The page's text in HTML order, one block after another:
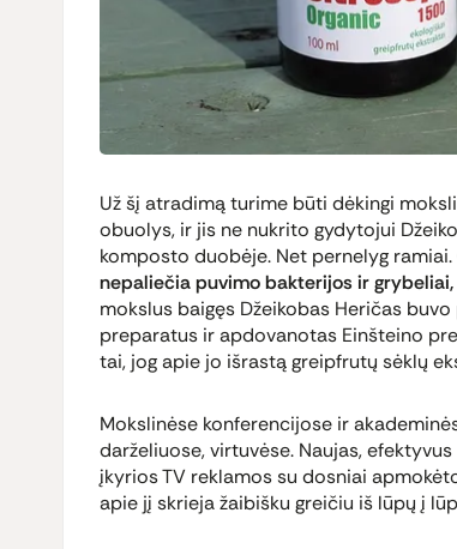
Už šį atradimą turime būti dėkingi
obuolys, ir jis ne nukrito gydytojui
komposto duobėje. Net pernelyg ramiai.
nepaliečia puvimo bakterijos ir
mokslus baigęs Džeikobas Heričas
preparatus ir apdovanotas Einšteino
tai, jog apie jo išrastą greipfrutų sėklų
Mokslinėse konferencijose ir
darželiuose, virtuvėse. Naujas,
įkyrios TV reklamos su dosniai
apie jį skrieja žaibišku greičiu iš lūpų į